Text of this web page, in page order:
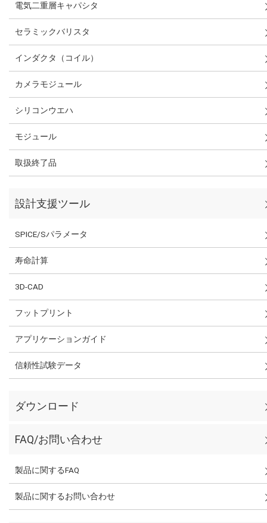
電気二重層キャパシタ
セラミックバリスタ
インダクタ（コイル）
カメラモジュール
シリコンウエハ
モジュール
取扱終了品
設計支援ツール
SPICE/Sパラメータ
寿命計算
3D-CAD
フットプリント
アプリケーションガイド
信頼性試験データ
ダウンロード
FAQ/お問い合わせ
製品に関するFAQ
製品に関するお問い合わせ